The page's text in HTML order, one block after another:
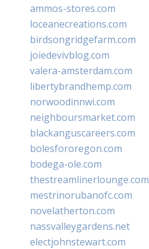
ammos-stores.com
loceanecreations.com
birdsongridgefarm.com
joiedevivblog.com
valera-amsterdam.com
libertybrandhemp.com
norwoodinnwi.com
neighboursmarket.com
blackanguscareers.com
bolesfororegon.com
bodega-ole.com
thestreamlinerlounge.com
mestrinorubanofc.com
novelatherton.com
nassvalleygardens.net
electjohnstewart.com